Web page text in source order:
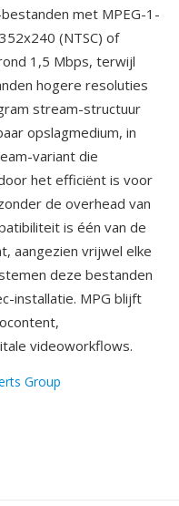
met MPEG-1-
(NTSC) of
1,5 Mbps, terwijl
hogere resoluties
stream-structuur
opslagmedium, in
variant die
het efficiënt is voor
de overhead van
is één van de
aangezien vrijwel elke
deze bestanden
installatie. MPG blijft
videoworkflows.
Group